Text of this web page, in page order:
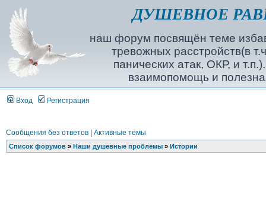
ДУШЕВНОЕ
наш форум посвящён теме
тревожных расстройств(в
панических атак, ОКР, и
взаимопомощь и
Вход Регистрация
Сообщения без ответов| Активные темы
Список форумов» Наши душевные проблемы» Истории